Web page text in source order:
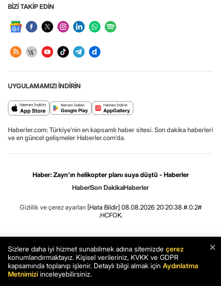
BİZİ TAKİP EDİN
UYGULAMAMIZI İNDİRİN
Haberler.com: Türkiye’nin en kapsamlı haber sitesi. Son dakika haberleri
ve en güncel gelişmeler Haberler.com’da.
Haber: Zayn'ın helikopter planı suya düştü - Haberler
HaberSon DakikaHaberler
Gizlilik ve çerez ayarları [Hata Bildir] 08.08.2026 20:20:38 #.0.2#
.HCFOK.
×
Sizlere daha iyi hizmet sunabilmek adına sitemizde çerez
konumlandırmaktayız. Kişisel verileriniz, KVKK ve GDPR
kapsamında toplanıp işlenir. Detaylı bilgi almak için Aydınlatma
Metnimizi inceleyebilirsiniz.